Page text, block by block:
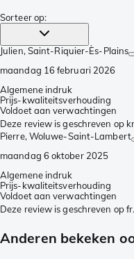
Sorteer op:
Julien, Saint-Riquier-Ès-Plains
maandag 16 februari 2026
Algemene indruk
Prijs-kwaliteitsverhouding
Voldoet aan verwachtingen
Deze review is geschreven op
Pierre, Woluwe-Saint-Lambert
maandag 6 oktober 2025
Algemene indruk
Prijs-kwaliteitsverhouding
Voldoet aan verwachtingen
Deze review is geschreven op
Anderen bekeken